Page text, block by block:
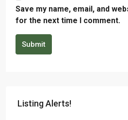
Save my name, email, and
for the next time I comment.
Submit
Listing Alerts!